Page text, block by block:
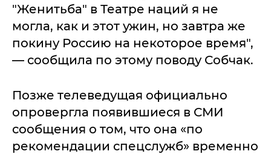
"Женитьба" в Театре наций я не
могла, как и этот ужин, но завтра же
покину Россию на некоторое время",
— сообщила по этому поводу Собчак.
Позже телеведущая официально
опровергла появившиеся в СМИ
сообщения о том, что она «по
рекомендации спецслужб» временно